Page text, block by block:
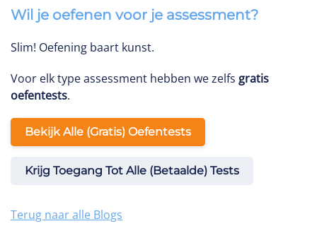
Wil je oefenen voor je assessment?
Slim! Oefening baart kunst.
Voor elk type assessment hebben we zelfs gratis
oefentests.
Bekijk Alle (gratis) Oefentests
Krijg Toegang Tot Alle (betaalde) Tests
Terug naar alle Blogs